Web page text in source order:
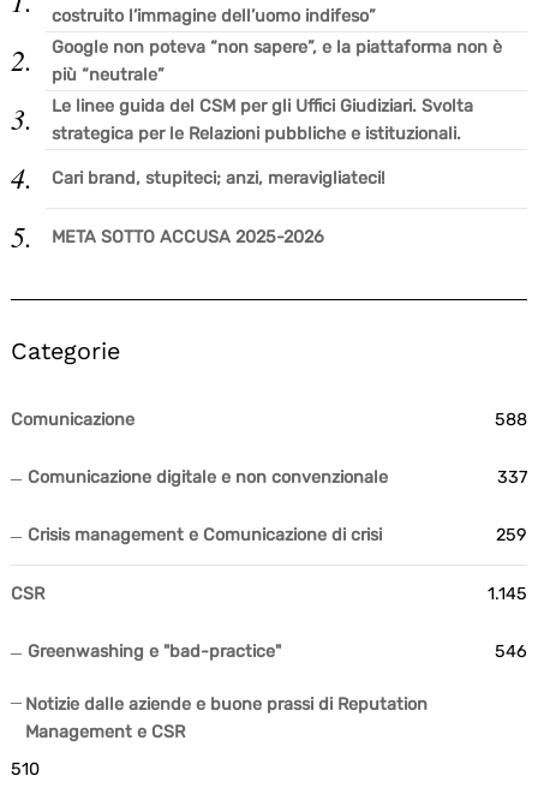
costruito l’immagine dell’uomo indifeso”
Google non poteva “non sapere”, e la piattaforma non è
più “neutrale”
Le linee guida del CSM per gli Uffici Giudiziari. Svolta
strategica per le Relazioni pubbliche e istituzionali.
Cari brand, stupiteci; anzi, meravigliateci!
META SOTTO ACCUSA 2025-2026
Categorie
Comunicazione 588
Comunicazione digitale e non convenzionale 337
Crisis management e Comunicazione di crisi 259
CSR 1.145
Greenwashing e "bad-practice" 546
Notizie dalle aziende e buone prassi di Reputation
Management e CSR
510